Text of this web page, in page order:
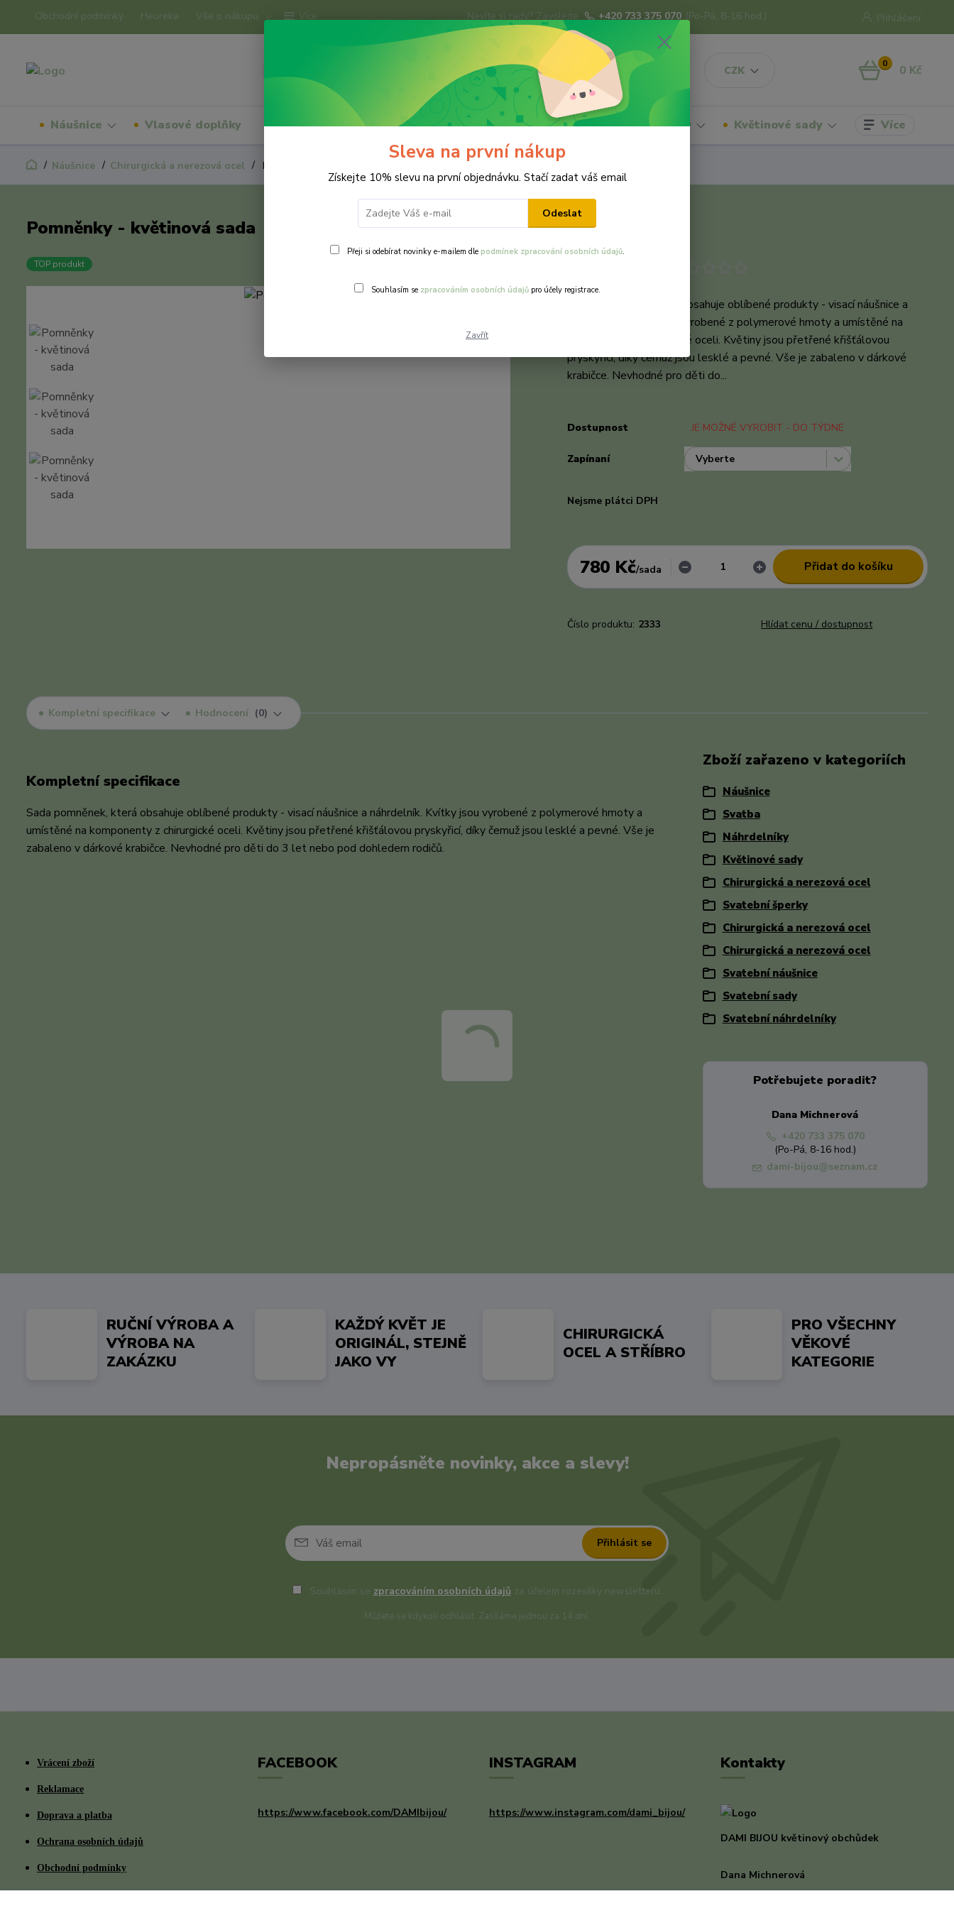
Obchodní podmínky Heureka Vše o nákupu Více
CZK
Přihlášení
Nevíte si rady? Zavolejte. +420 733 375 070 (Po-Pá, 8-16 hod.)
0 0 Kč
Náušnice Vlasové doplňky Náramky Brože Prsteny Svatba Náhrdelníky Květinové sady Více
Náušnice Chirurgická a nerezová ocel Pomněnky - květinová sada
Pomněnky - květinová sada
TOP produkt
Sada pomněnek, která obsahuje oblíbené produkty - visací náušnice a
náhrdelník. Kvítky jsou vyrobené z polymerové hmoty a umístěné na
komponenty z chirurgické oceli. Květiny jsou přetřené křišťálovou
pryskyřicí, díky čemuž jsou lesklé a pevné. Vše je zabaleno v dárkové
krabičce. Nevhodné pro děti do...
Dostupnost JE MOŽNÉ VYROBIT - DO TÝDNE
Zapínaní
Nejsme plátci DPH
780 Kč/sada Přidat do košíku
Číslo produktu: 2333 Hlídat cenu / dostupnost
Kompletní specifikace Hodnocení 0
Kompletní specifikace
Sada pomněnek, která obsahuje oblíbené produkty - visací náušnice a náhrdelník. Kvítky jsou vyrobené z polymerové hmoty a
umístěné na komponenty z chirurgické oceli. Květiny jsou přetřené křišťálovou pryskyřicí, díky čemuž jsou lesklé a pevné. Vše je
zabaleno v dárkové krabičce. Nevhodné pro děti do 3 let nebo pod dohledem rodičů.
Zboží zařazeno v kategoriích
Náušnice
Svatba
Náhrdelníky
Květinové sady
Chirurgická a nerezová ocel
Svatební šperky
Chirurgická a nerezová ocel
Chirurgická a nerezová ocel
Svatební náušnice
Svatební sady
Svatební náhrdelníky
Potřebujete poradit?
Dana Michnerová
+420 733 375 070
(Po-Pá, 8-16 hod.)
dami-bijou@seznam.cz
RUČNÍ VÝROBA A
VÝROBA NA
ZAKÁZKU
KAŽDÝ KVĚT JE
ORIGINÁL, STEJNĚ
JAKO VY
CHIRURGICKÁ
OCEL A STŘÍBRO
PRO VŠECHNY
VĚKOVÉ
KATEGORIE
Nepropásněte novinky, akce a slevy!
Přihlásit se
Souhlasím se zpracováním osobních údajů za účelem rozesílky newsletteru.
Můžete se kdykoli odhlásit. Zasíláme jednou za 14 dní.
Vrácení zboží
Reklamace
Doprava a platba
Ochrana osobních údajů
Obchodní podmínky
FACEBOOK
https://www.facebook.com/DAMIbijou/
INSTAGRAM
https://www.instagram.com/dami_bijou/
Kontakty
DAMI BIJOU květinový obchůdek
Dana Michnerová
+420 733 375 070
Sleva na první nákup
Získejte 10% slevu na první objednávku. Stačí zadat váš email
Odeslat
Přeji si odebírat novinky e-mailem dle podmínek zpracování osobních údajů.
Souhlasím se zpracováním osobních údajůpro účely registrace.
Zavřít